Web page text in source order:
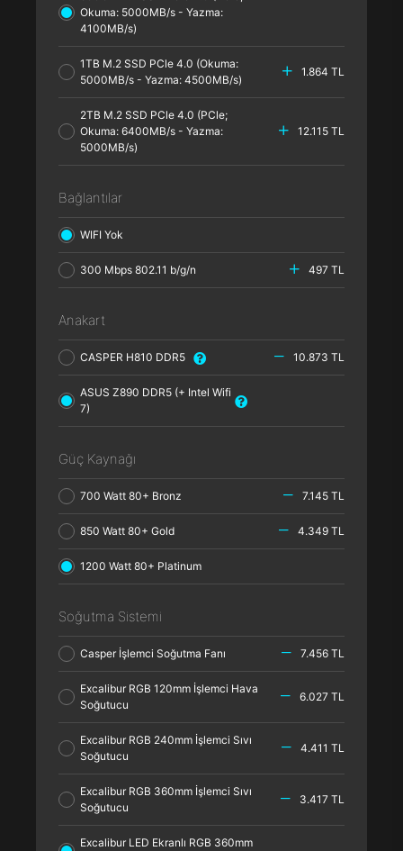
Okuma: 5000MB/s - Yazma:
4100MB/s)
1TB M.2 SSD PCle 4.0 (Okuma:
5000MB/s - Yazma: 4500MB/s)
1.864 TL
2TB M.2 SSD PCle 4.0 (PCle;
Okuma: 6400MB/s - Yazma:
5000MB/s)
12.115 TL
Bağlantılar
WIFI Yok
300 Mbps 802.11 b/g/n 497 TL
Anakart
CASPER H810 DDR5 10.873 TL
ASUS Z890 DDR5 (+ Intel Wifi
7)
Güç Kaynağı
700 Watt 80+ Bronz 7.145 TL
850 Watt 80+ Gold 4.349 TL
1200 Watt 80+ Platinum
Soğutma Sistemi
Casper İşlemci Soğutma Fanı 7.456 TL
Excalibur RGB 120mm İşlemci Hava
Soğutucu
6.027 TL
Excalibur RGB 240mm İşlemci Sıvı
Soğutucu
4.411 TL
Excalibur RGB 360mm İşlemci Sıvı
Soğutucu
3.417 TL
Excalibur LED Ekranlı RGB 360mm